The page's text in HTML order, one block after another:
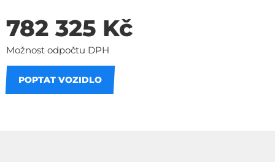
782 325 Kč
Možnost odpočtu DPH
POPTAT VOZIDLO